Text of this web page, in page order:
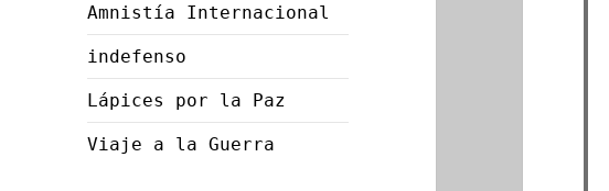
Amnistía Internacional
indefenso
Lápices por la Paz
Viaje a la Guerra